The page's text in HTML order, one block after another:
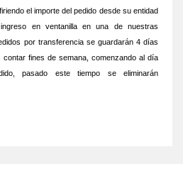
el importe del pedido desde su entidad
en ventanilla en una de nuestras
por transferencia se guardarán 4 días
fines de semana, comenzando al día
pasado este tiempo se eliminarán